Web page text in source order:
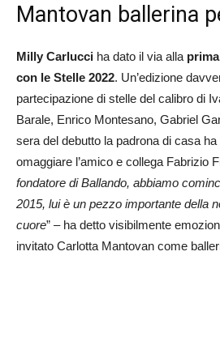
Mantovan ballerina
Milly Carlucci ha dato il via alla
con le Stelle 2022. Un’edizione
partecipazione di stelle del calibro di
Barale, Enrico Montesano, Gabriel
sera del debutto la padrona di casa
omaggiare l’amico e collega Fabrizio
fondatore di Ballando, abbiamo
2015, lui è un pezzo importante della
cuore” – ha detto visibilmente
invitato Carlotta Mantovan come